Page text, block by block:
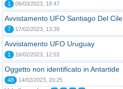
1 06/03/2023, 18:47
Avvistamento UFO Santiago Del Cile
7 17/02/2023, 13:39
Avvistamento UFO Uruguay
1 16/02/2023, 12:53
Oggetto non identificato in Antartide
48 14/02/2023, 20:25